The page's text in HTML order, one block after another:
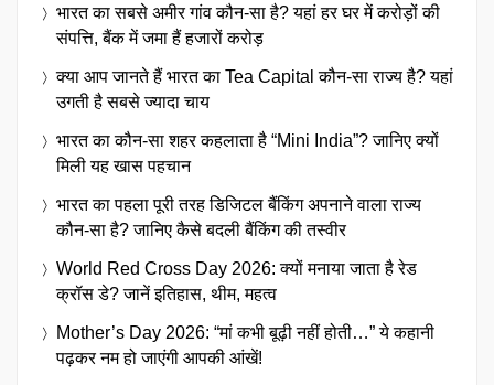
भारत का सबसे अमीर गांव कौन-सा है? यहां हर घर में करोड़ों की
संपत्ति, बैंक में जमा हैं हजारों करोड़
क्या आप जानते हैं भारत का Tea Capital कौन-सा राज्य है? यहां
उगती है सबसे ज्यादा चाय
भारत का कौन-सा शहर कहलाता है “Mini India”? जानिए क्यों
मिली यह खास पहचान
भारत का पहला पूरी तरह डिजिटल बैंकिंग अपनाने वाला राज्य
कौन-सा है? जानिए कैसे बदली बैंकिंग की तस्वीर
World Red Cross Day 2026: क्यों मनाया जाता है रेड
क्रॉस डे? जानें इतिहास, थीम, महत्व
Mother’s Day 2026: “मां कभी बूढ़ी नहीं होती…” ये कहानी
पढ़कर नम हो जाएंगी आपकी आंखें!